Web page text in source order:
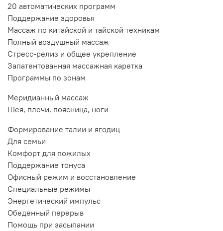
20 автоматических программ
Поддержание здоровья
Массаж по китайской и тайской техникам
Полный воздушный массаж
Стресс-релиз и общее укрепление
Запатентованная массажная каретка
Программы по зонам
Меридианный массаж
Шея, плечи, поясница, ноги
Формирование талии и ягодиц
Для семьи
Комфорт для пожилых
Поддержание тонуса
Офисный режим и восстановление
Специальные режимы
Энергетический импульс
Обеденный перерыв
Помощь при засыпании